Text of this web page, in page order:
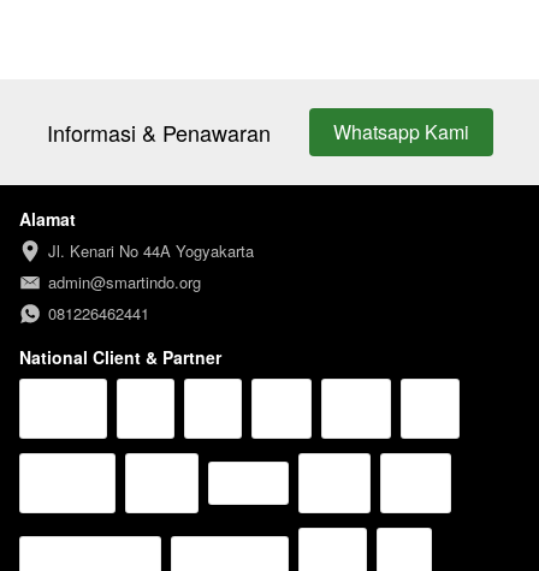
Informasi & Penawaran `
Whatsapp Kami
Alamat
Jl. Kenari No 44A Yogyakarta
admin@smartindo.org
081226462441
National Client & Partner